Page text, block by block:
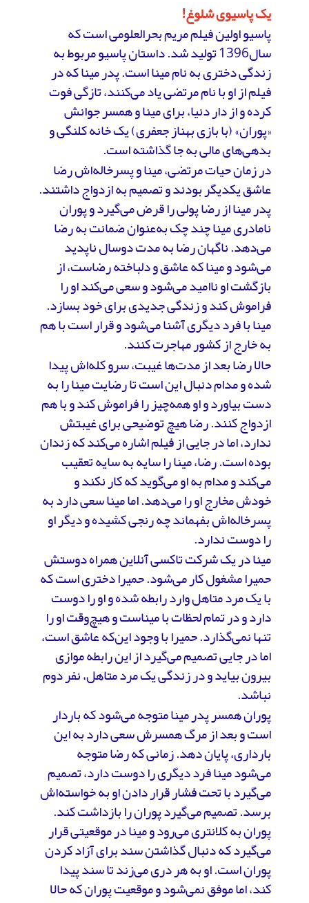
یک پاسیوی شلوغ!
پاسیو اولین فیلم مریم بحرالعلومی است که
سال1396 تولید شد. داستان پاسیو مربوط به
زندگی دختری به نام مینا است. پدر مینا که در
فیلم از او با نام مرتضی یاد می‌کنند، تازگی فوت
کرده و از دار دنیا، برای مینا و همسر جوانش
«پوران» (با بازی بهناز جعفری) یک خانه کلنگی و
بدهی‌های مالی به جا گذاشته است.
در زمان حیات مرتضی، مینا و پسرخاله‌اش رضا
عاشق یکدیگر بودند و تصمیم به ازدواج داشتند.
پدر مینا از رضا پولی را قرض می‌گیرد و پوران
نامادری مینا چند چک به‌عنوان ضمانت به رضا
می‌دهد. ناگهان رضا به مدت دوسال ناپدید
می‌شود و مینا که عاشق و دلباخته رضاست، از
بازگشت او ناامید می‌شود و سعی می‌کند او را
فراموش کند و زندگی جدیدی برای خود بسازد.
مینا با فرد دیگری آشنا می‌شود و قرار است با هم
به خارج از کشور مهاجرت کنند.
حالا رضا بعد از مدت‌ها غیبت، سرو کله‌اش پیدا
شده و مدام دنبال این است تا رضایت مینا را به
دست بیاورد و او همه‌چیز را فراموش کند و با هم
ازدواج کنند. رضا هیچ توضیحی برای غیبتش
ندارد، اما در جایی از فیلم اشاره می‌کند که زندان
بوده است. رضا، مینا را سایه به سایه تعقیب
می‌کند و مدام به او می‌گوید که کار نکند و
خودش مخارج او را می‌دهد. اما مینا سعی دارد به
پسرخاله‌اش بفهماند چه رنجی کشیده و دیگر او
را دوست ندارد.
مینا در یک شرکت تاکسی آنلاین همراه دوستش
حمیرا مشغول کار می‌شود. حمیرا دختری است که
با یک مرد متاهل وارد رابطه شده و او را دوست
دارد و در تمام لحظات با میناست و هیچ‌وقت او را
تنها نمی‌گذارد. حمیرا با وجود این‌که عاشق است،
اما در جایی تصمیم می‌گیرد از این رابطه موازی
بیرون بیاید و در زندگی یک مرد متاهل، نفر دوم
نباشد.
پوران همسر پدر مینا متوجه می‌شود که باردار
است و بعد از مرگ همسرش سعی دارد به این
بارداری، پایان دهد. زمانی که رضا متوجه
می‌شود مینا فرد دیگری را دوست دارد، تصمیم
می‌گیرد با تحت فشار قرار دادن او به خواسته‌اش
برسد. تصمیم می‌گیرد پوران را بازداشت کند.
پوران به کلانتری می‌رود و مینا در موقعیتی قرار
می‌گیرد که دنبال گذاشتن سند برای آزاد کردن
پوران است. او به هر دری می‌زند تا سند پیدا
کند، اما موفق نمی‌شود و موقعیت پوران که حالا